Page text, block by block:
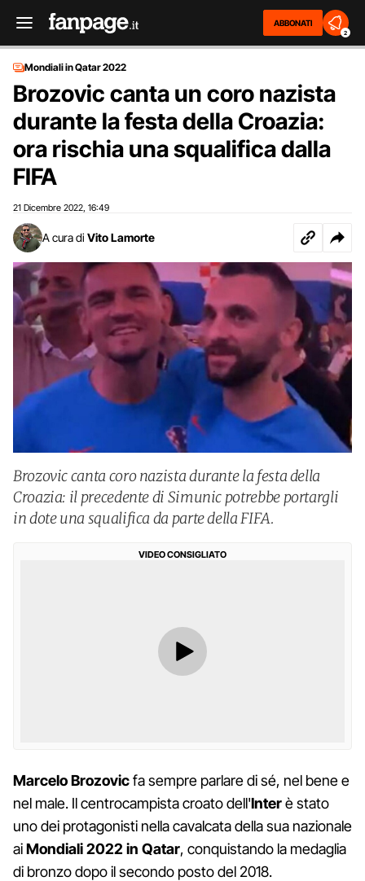
ABBONATI
2
Mondiali in Qatar 2022
Brozovic canta un coro nazista
durante la festa della Croazia:
ora rischia una squalifica dalla
FIFA
21 Dicembre 2022 16:49
A cura di Vito Lamorte
Brozovic canta coro nazista durante la festa della
Croazia: il precedente di Simunic potrebbe portargli
in dote una squalifica da parte della FIFA.
VIDEO CONSIGLIATO
Marcelo Brozovicfa sempre parlare di sé, nel bene e
nel male. Il centrocampista croato dell'Interè stato
uno dei protagonisti nella cavalcata della sua nazionale
aiMondiali 2022 in Qatar, conquistando la medaglia
di bronzo dopo il secondo posto del 2018.